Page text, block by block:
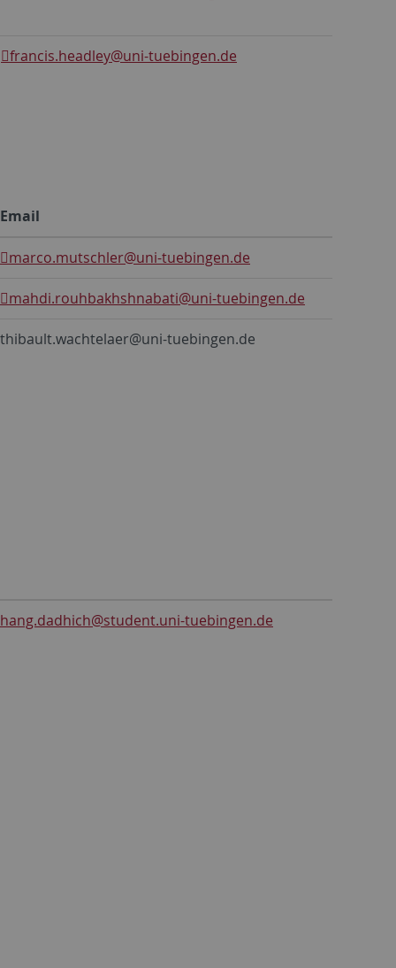
francis.headley@uni-tuebingen.de
Email
marco.mutschler@uni-tuebingen.de
mahdi.rouhbakhshnabati@uni-tuebingen.de
thibault.wachtelaer@uni-tuebingen.de
@student.uni-tuebingen.de